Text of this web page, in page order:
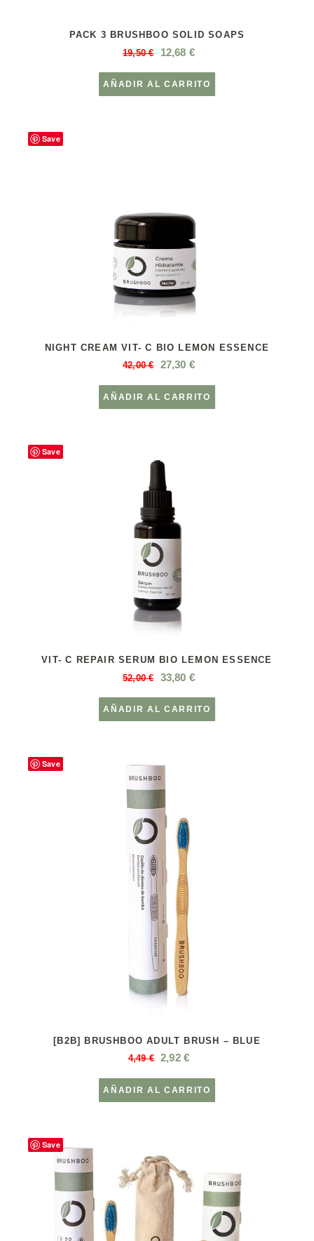
PACK 3 BRUSHBOO SOLID SOAPS
19,50€ 12,68 €
AÑADIR AL CARRITO
Save
NIGHT CREAM VIT- C BIO LEMON ESSENCE
42,00€ 27,30 €
AÑADIR AL CARRITO
Save
VIT- C REPAIR SERUM BIO LEMON ESSENCE
52,00€ 33,80 €
AÑADIR AL CARRITO
Save
[B2B] BRUSHBOO ADULT BRUSH – BLUE
4,49€ 2,92€
AÑADIR AL CARRITO
Save